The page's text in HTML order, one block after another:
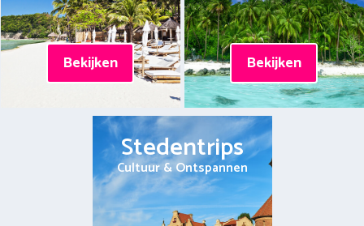
Bekijken Bekijken
Stedentrips
Cultuur & Ontspannen